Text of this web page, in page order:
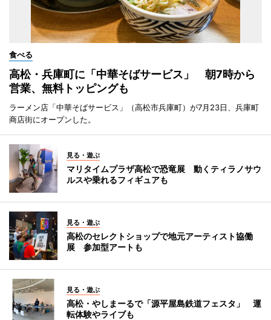
食べる
高松・兵庫町に「中華そばサービス」 朝7時から
営業、無料トッピングも
ラーメン店「中華そばサービス」（高松市兵庫町）が7月23日、兵庫町
商店街にオープンした。
見る・遊ぶ
マリタイムプラザ高松で恐竜展 動くティラノサウ
ルスや乗れるフィギュアも
見る・遊ぶ
高松のセレクトショップで地元アーティスト協働
展 参加型アートも
見る・遊ぶ
高松・やしまーるで「源平屋島鉄道フェスタ」 運
転体験やライブも